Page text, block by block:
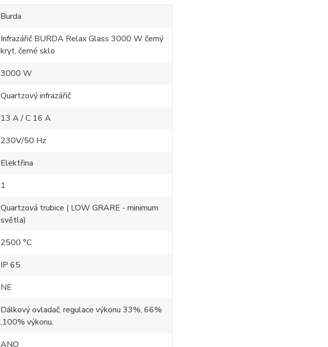
Burda
Infrazářič BURDA Relax Glass 3000 W černý
kryt, černé sklo
3000 W
Quartzový infrazářič
13 A / C 16 A
230V/50 Hz
Elektřina
1
Quartzová trubice ( LOW GRARE - minimum
světla)
2500 °C
IP 65
NE
Dálkový ovladač, regulace výkonu 33%, 66%
,100% výkonu.
ANO